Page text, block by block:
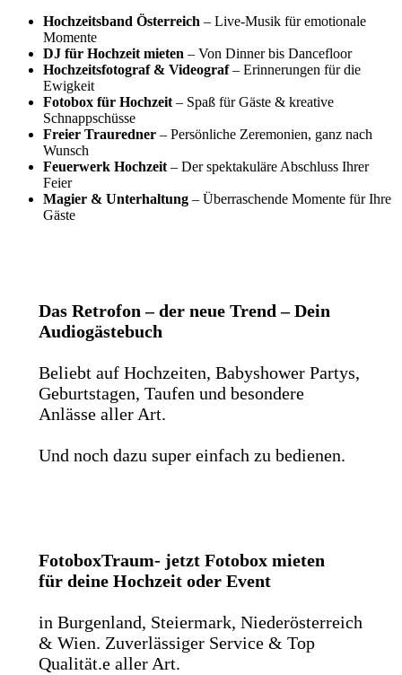
Hochzeitsband Österreich – Live-Musik für emotionale
Momente
DJ für Hochzeit mieten – Von Dinner bis Dancefloor
Hochzeitsfotograf & Videograf– Erinnerungen für die
Ewigkeit
Fotobox für Hochzeit – Spaß für Gäste & kreative
Schnappschüsse
Freier Trauredner – Persönliche Zeremonien, ganz nach
Wunsch
Feuerwerk Hochzeit – Der spektakuläre Abschluss Ihrer
Feier
Magier & Unterhaltung – Überraschende Momente für Ihre
Gäste
Das Retrofon – der neue Trend – Dein
Audiogästebuch
Beliebt auf Hochzeiten, Babyshower Partys,
Geburtstagen, Taufen und besondere
Anlässe aller Art.
Und noch dazu super einfach zu bedienen.
FotoboxTraum- jetzt Fotobox mieten
für deine Hochzeit oder Event
in Burgenland, Steiermark, Niederösterreich
& Wien. Zuverlässiger Service & Top
Qualität.e aller Art.